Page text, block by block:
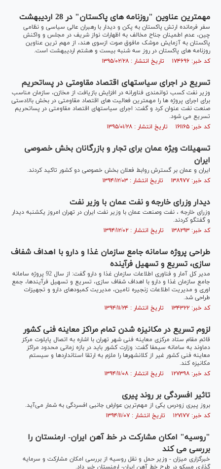
مهمترین عناوین "روزنامه های پاکستان" در 28 اردیبهشت
سفر فرمانده ارتش پاکستان به پکن و دیدار با رهبران عالی سیاسی و نظامی
چین، عدم اطمینان جناح مخالف به اظهارات نواز شریف در مجلس و واکنش
پاکستان به آزمایش موشک مافوق صوت ازسوی هند، از مهم ترین عناوین
روزنامه های پاکستان در روز سه شنبه بیست و هشتم اردیبهشت است.
کد خبر: ۱۷۴۶۹۶ تاریخ انتشار : ۱۳۹۵/۰۲/۲۸
تسریع در اجرای سیاستهای اقتصاد مقاومتی در پساتحریم
وزیر نفت کسب توانمندی فناورانه در افزایش بازیافت از مخازن، سازمان مناسب
برای اجرای پروژه ها را مهمترین فعالیت های اقتصاد مقاومتی در بخش بالادستی
صنعت نفت عنوان کرد و گفت: اجرای سیاستهای اقتصاد مقاومتی در پساتحریم
تسریع می شود.
کد خبر: ۱۶۱۱۶۵ تاریخ انتشار : ۱۳۹۵/۰۱/۲۸
تسهیلات ویژه عمان برای تجار و بازرگانان بخش خصوصی
ایران
ایران و عمان بر گسترش روابط فعلان بخش خصوصی دو کشور تاکید کردند.
کد خبر: ۱۳۸۹۷۷ تاریخ انتشار : ۱۳۹۴/۱۲/۰۳
دیدار وزرای خارجه و نفت عمان با وزیر نفت
وزرای خارجه ، نفت وصنعت عمان با وزیر نفت ایران در تهران امروز یکشنبه دیدار
و گفتگو کردند.
کد خبر: ۱۳۸۲۹۳ تاریخ انتشار : ۱۳۹۴/۱۲/۰۲
طراحی پروژه سامانه جامع سازمان غذا و دارو با اهداف شفاف
سازی، تسریع و تسهیل فرآینده
مدیر کل آمار و فناوری اطلاعات سازمان غذا و دارو گفت: از سال 92 پروژه سامانه
جامع سازمان غذا و دارو با اهداف شفاف سازی، تسریع و تسهیل فرآیندها، جمع
اوری و مدیریت اطلاعات زنجیره تامین، مدیریت کمبودهای دارو و تجهیزات
طراحی شد.
کد خبر: ۱۳۴۳۲۲ تاریخ انتشار : ۱۳۹۴/۱۱/۲۴
لزوم تسریع در مکانیزه شدن تمام مراکز معاینه فنی کشور
قائم مقام ستاد مرکزی معاینه فنی شهر تهران با اشاره به اتصال پایلوت مرکز
دماوند به سامانه سیمفا گفت: وزارت کشور باید در بازه زمانی محدود مراکز
معاینه فنی کشور غیر از کلانشهرها را ملزم به ارتقا استانداردها و سیستم
مکانیزه کند.
کد خبر: ۱۲۷۳۹۸ تاریخ انتشار : ۱۳۹۴/۱۱/۰۸
تاثیر افسردگی بر روند پیری
بروز پیری زودرس یکی از مهم‌ترین عوارض جانبی افسردگی به شمار می‌آید.
کد خبر: ۱۲۷۱۷۷ تاریخ انتشار : ۱۳۹۴/۱۱/۰۷
"روسیه" امکان مشارکت در خط آهن ایران- ارمنستان را
بررسی می کند
خبرگزاری میزان - وزیر حمل و نقل روسیه از بررسی امکان مشارکت و سرمایه
گذاری مسکو در طرح خط آهن ایران- ارمنستان خبر داد.